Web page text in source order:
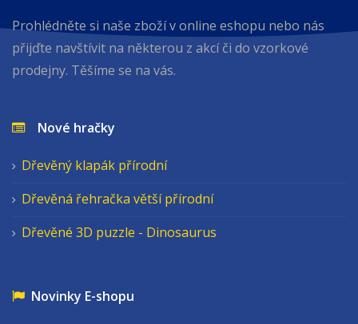
Prohlédněte si naše zboží v online eshopu nebo nás
přijďte navštívit na některou z akcí či do vzorkové
prodejny. Těšíme se na vás.
Nové hračky
Dřevěný klapák přírodní
Dřevěná řehračka větší přírodní
Dřevěné 3D puzzle - Dinosaurus
Novinky E-shopu